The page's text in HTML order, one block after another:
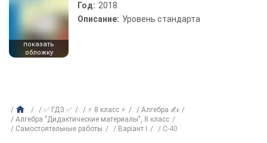
показать
обложку
Год: 2018
Описание: Уровень стандарта
✅ ГДЗ ✅ ⚡ 8 класс ⚡
Алгебра ✍
Алгебра "Дидактические материалы", 8 класс
Самостоятельные работы
Варіант I C-40